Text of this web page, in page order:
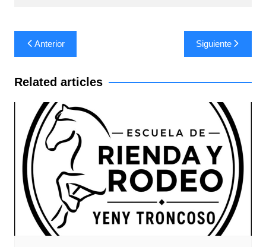
Navegación
de
entradas
Anterior Siguiente
Related articles